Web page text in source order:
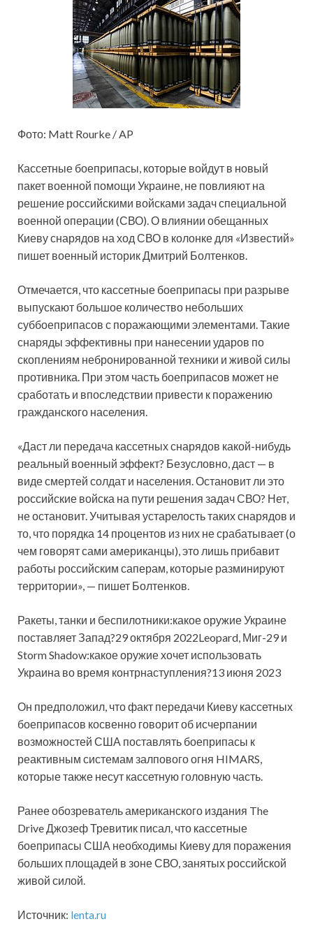
Фото: Matt Rourke / AP
Кассетные боеприпасы, которые войдут в новый
пакет военной помощи Украине, не повлияют на
решение российскими войсками задач специальной
военной операции (СВО). О влиянии обещанных
Киеву снарядов на ход СВО в колонке для «Известий»
пишет военный историк Дмитрий Болтенков.
Отмечается, что кассетные боеприпасы при разрыве
выпускают большое количество небольших
суббоеприпасов с поражающими элементами. Такие
снаряды эффективны при нанесении ударов по
скоплениям небронированной техники и живой силы
противника. При этом часть боеприпасов может не
сработать и впоследствии привести к поражению
гражданского населения.
«Даст ли передача кассетных снарядов какой-нибудь
реальный военный эффект? Безусловно, даст — в
виде смертей солдат и населения. Остановит ли это
российские войска на пути решения задач СВО? Нет,
не остановит. Учитывая устарелость таких снарядов и
то, что порядка 14 процентов из них не срабатывает (о
чем говорят сами американцы), это лишь прибавит
работы российским саперам, которые разминируют
территории», — пишет Болтенков.
Ракеты, танки и беспилотники:какое оружие Украине
поставляет Запад?29 октября 2022Leopard, Миг-29 и
Storm Shadow:какое оружие хочет использовать
Украина во время контрнаступления?13 июня 2023
Он предположил, что факт передачи Киеву кассетных
боеприпасов косвенно говорит об исчерпании
возможностей США поставлять боеприпасы к
реактивным системам залпового огня HIMARS,
которые также несут кассетную головную часть.
Ранее обозреватель американского издания The
Drive Джозеф Тревитик писал, что кассетные
боеприпасы США необходимы Киеву для поражения
больших площадей в зоне СВО, занятых российской
живой силой.
Источник: lenta.ru